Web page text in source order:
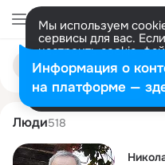
Мы используем
сервисы для вас.
настроить cookie-
представитель.
Разрешить все
Поиск
людям
nikolay yatsenko
Люди518
Информация о
на платформе —